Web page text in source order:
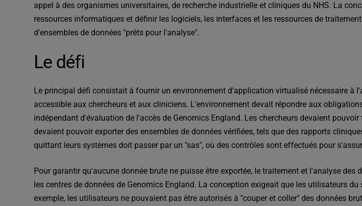
appel à des organismes universitaires, de recherche industrielle et cliniques du NHS. La
ressources informatiques et définir les logiciels, les interfaces et les ressources de
d'ensembles de données "prêts pour l'analyse".
Le défi
Le principal défi consistait à fournir un environnement d'application virtualisé nécessaire à
accessible aux chercheurs et aux cliniciens. L'environnement devait répondre aux
indépendant d'évaluation de l'accès de Genomics England. Les chercheurs devaient
devaient pouvoir exporter des ensembles de données vérifiées, tels que des rapports
quittant leurs systèmes doit passer par un "sas", où des contrôles sont effectués pour
Pour garantir qu'aucune donnée brute ne puisse être exportée, le traitement et l'analyse
les centres de données de Genomics England. La conception exigeait que les utilisateurs
exemple, les utilisateurs ne pouvaient pas être autorisés à "couper et coller" des données